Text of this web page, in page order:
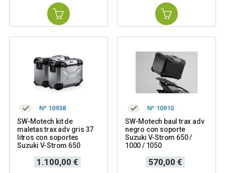
Nº 10938
SW-Motech kit de
maletas trax adv gris 37
litros con soportes
Suzuki V-Strom 650
Precio
1.100,00 €
Nº 10910
SW-Motech baul trax adv
negro con soporte
Suzuki V-Strom 650 /
1000 / 1050
Precio
570,00 €